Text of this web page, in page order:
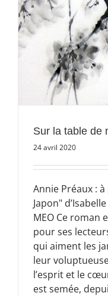
Sur la table de
24 avril 2020
Annie Préaux :
Japon"
MEO Ce roman
pour ses
qui aiment les
leur
l’esprit et le
est semée,